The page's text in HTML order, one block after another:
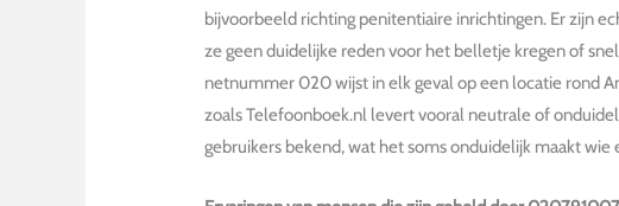
bijvoorbeeld richting penitentiaire inrichtingen. Er zijn
ze geen duidelijke reden voor het belletje kregen of
netnummer 020 wijst in elk geval op een locatie rond
zoals Telefoonboek.nl levert vooral neutrale of
gebruikers bekend, wat het soms onduidelijk maakt wie